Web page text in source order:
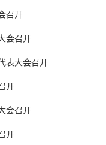
召开
会召开
表大会召开
开
会召开
开